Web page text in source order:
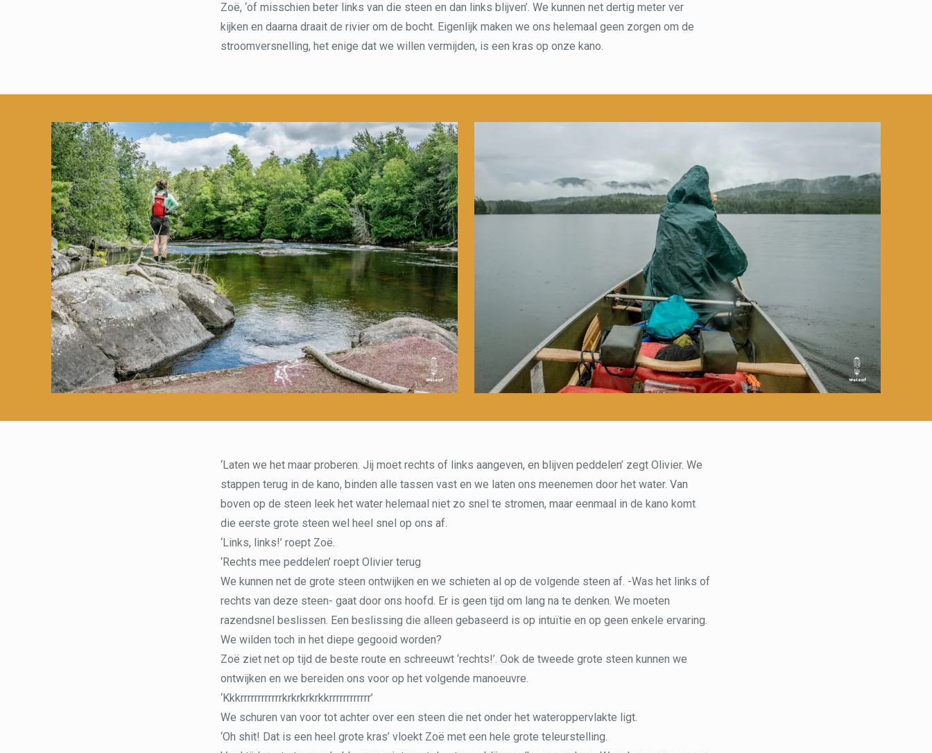
Zoë, ‘of misschien beter links van die steen en dan links blijven’. We kunnen net dertig meter ver
kijken en daarna draait de rivier om de bocht. Eigenlijk maken we ons helemaal geen zorgen om de
stroomversnelling, het enige dat we willen vermijden, is een kras op onze kano.
‘Laten we het maar proberen. Jij moet rechts of links aangeven, en blijven peddelen’ zegt Olivier. We
stappen terug in de kano, binden alle tassen vast en we laten ons meenemen door het water. Van
boven op de steen leek het water helemaal niet zo snel te stromen, maar eenmaal in de kano komt
die eerste grote steen wel heel snel op ons af.
‘Links, links!’ roept Zoë.
‘Rechts mee peddelen’ roept Olivier terug
We kunnen net de grote steen ontwijken en we schieten al op de volgende steen af. -Was het links of
rechts van deze steen- gaat door ons hoofd. Er is geen tijd om lang na te denken. We moeten
razendsnel beslissen. Een beslissing die alleen gebaseerd is op intuïtie en op geen enkele ervaring.
We wilden toch in het diepe gegooid worden?
Zoë ziet net op tijd de beste route en schreeuwt ‘rechts!’. Ook de tweede grote steen kunnen we
ontwijken en we bereiden ons voor op het volgende manoeuvre.
‘Kkkrrrrrrrrrrrrkrkrkrkrkkrrrrrrrrrrrr’
We schuren van voor tot achter over een steen die net onder het wateroppervlakte ligt.
‘Oh shit! Dat is een heel grote kras’ vloekt Zoë met een hele grote teleurstelling.